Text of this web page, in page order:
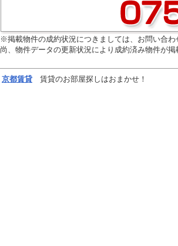
※掲載物件の成約状況につきましては、お問い合わ
尚、物件データの更新状況により成約済み物件が
京都賃貸 賃貸のお部屋探しはおまかせ！